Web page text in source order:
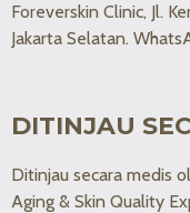
Foreverskin Clinic, Jl.
Jakarta Selatan.
DITINJAU
Ditinjau secara medis
Aging & Skin Quality